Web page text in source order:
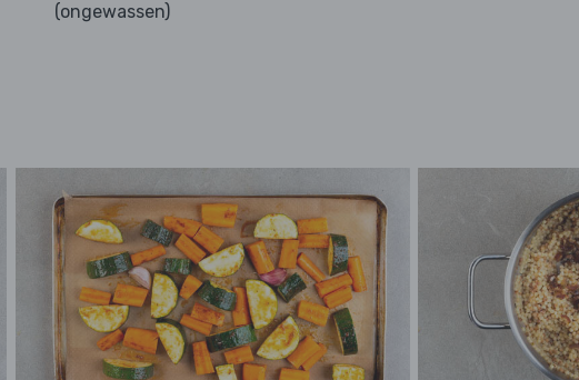
(ongewassen)